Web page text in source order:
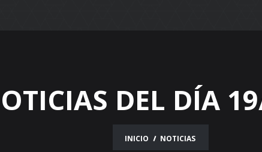
DEL DÍA
INICIO NOTICIAS